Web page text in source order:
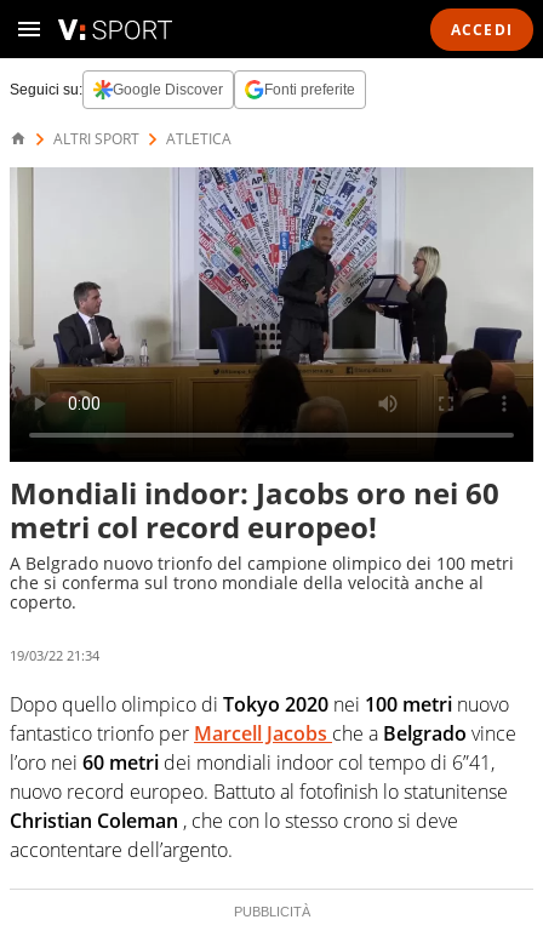
ACCEDI
Seguici su: Google Discover Fonti preferite
ALTRI SPORT ATLETICA
Mondiali indoor: Jacobs oro nei 60
metri col record europeo!
A Belgrado nuovo trionfo del campione olimpico dei 100 metri
che si conferma sul trono mondiale della velocità anche al
coperto.
19/03/22 21:34
Dopo quello olimpico di Tokyo 2020 nei 100 metri nuovo
fantastico trionfo per Marcell Jacobs che a Belgrado vince
l’oro nei 60 metri dei mondiali indoor col tempo di 6”41,
nuovo record europeo. Battuto al fotofinish lo statunitense
Christian Coleman , che con lo stesso crono si deve
accontentare dell’argento.